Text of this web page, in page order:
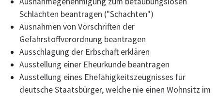
Schlachten beantragen ("Schächten")
Ausnahmen von Vorschriften der
Gefahrstoffverordnung beantragen
Ausschlagung der Erbschaft erklären
Ausstellung einer Eheurkunde beantragen
Ausstellung eines Ehefähigkeitszeugnisses für
deutsche Staatsbürger, welche nie einen Wohnsitz im